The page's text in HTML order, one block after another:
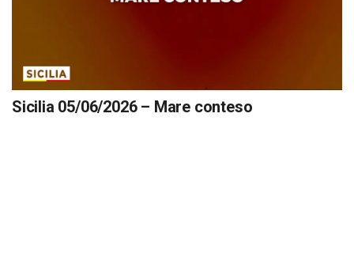
Sicilia 05/06/2026 – Mare conteso